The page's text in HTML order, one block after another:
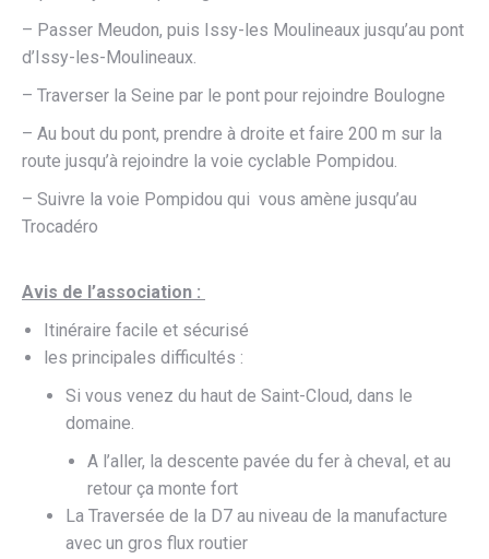
– Passer Meudon, puis Issy-les Moulineaux jusqu’au pont
d’Issy-les-Moulineaux.
– Traverser la Seine par le pont pour rejoindre Boulogne
– Au bout du pont, prendre à droite et faire 200 m sur la
route jusqu’à rejoindre la voie cyclable Pompidou.
– Suivre la voie Pompidou qui vous amène jusqu’au
Trocadéro
Avis de l’association :
Itinéraire facile et sécurisé
les principales difficultés :
Si vous venez du haut de Saint-Cloud, dans le
domaine.
A l’aller, la descente pavée du fer à cheval, et au
retour ça monte fort
La Traversée de la D7 au niveau de la manufacture
avec un gros flux routier